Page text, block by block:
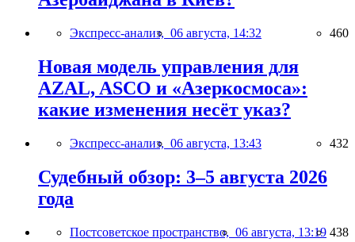
Экспресс-анализ, 06 августа, 14:32 460
Новая модель управления для
AZAL, ASCO и «Азеркосмоса»:
какие изменения несёт указ?
Экспресс-анализ, 06 августа, 13:43 432
Судебный обзор: 3–5 августа 2026
года
Постсоветское пространство, 06 августа, 13:19 438